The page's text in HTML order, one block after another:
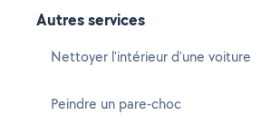
Autres services
Nettoyer l'intérieur d'une voiture
Peindre un pare-choc